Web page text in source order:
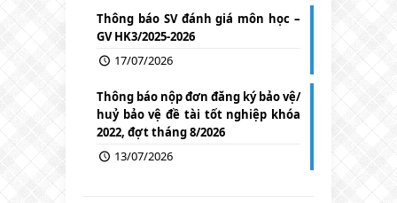
Thông báo SV đánh giá môn học –
GV HK3/2025-2026
17/07/2026
Thông báo nộp đơn đăng ký bảo vệ/
huỷ bảo vệ đề tài tốt nghiệp khóa
2022, đợt tháng 8/2026
13/07/2026